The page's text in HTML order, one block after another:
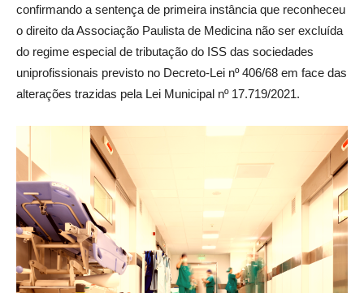
confirmando a sentença de primeira instância que reconheceu
o direito da Associação Paulista de Medicina não ser excluída
do regime especial de tributação do ISS das sociedades
uniprofissionais previsto no Decreto-Lei nº 406/68 em face das
alterações trazidas pela Lei Municipal nº 17.719/2021.